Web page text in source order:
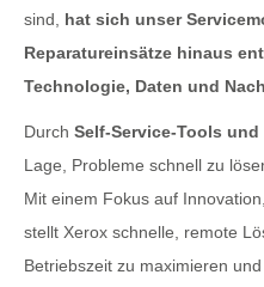
sind, hat sich unser
Reparatureinsätze hinaus
Technologie, Daten und
Durch Self-Service-Tools
Lage, Probleme schnell zu
Mit einem Fokus auf
stellt Xerox schnelle, remote
Betriebszeit zu maximieren